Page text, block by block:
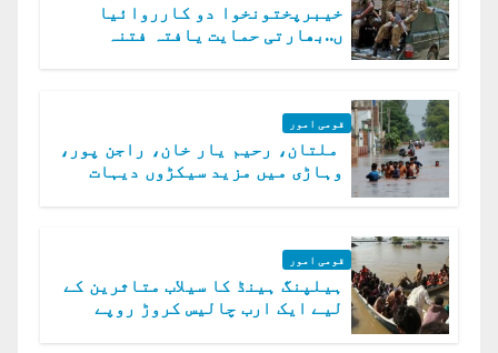
خیبرپختونخوا دو کارروائیا
ں..بھارتی حمایت یافتہ فتنہ
قومی امور
ملتان، رحیم یار خان، راجن پور،
وہاڑی میں مزید سیکڑوں دیہات
قومی امور
ہیلپنگ ہینڈ کا سیلاب متاثرین کے
لیے ایک ارب چالیس کروڑ روپے